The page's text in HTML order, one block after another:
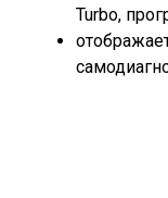
Turbo,